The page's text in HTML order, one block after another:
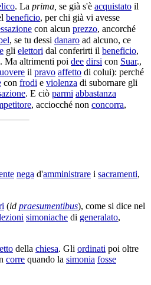
. La prima, se già s'è acquistato il
beneficio, per chi già vi avesse
con alcun prezzo, ancorché
, se tu dessi danaro ad alcuno, ce
gli elettori dal conferirti il beneficio,
. Ma altrimenti poi dee dirsi con Suar.,
il pravo affetto di colui): perché
con frodi e violenza di subornare gli
. E ciò parmi abbastanza
, acciocché non concorra,
nega d'amministrare i sacramenti,
(id praesumentibus), come si dice nel
simoniache di generalato,
della chiesa. Gli ordinati poi oltre
corre quando la simonia fosse